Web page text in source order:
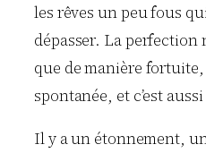
les rêves un peu fous
dépasser. La perfection
que de manière
spontanée, et c’est
Il y a un étonnement,